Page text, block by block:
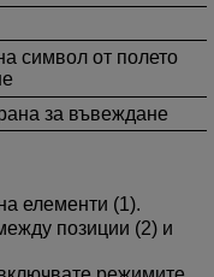
символ от полето
за въвеждане
елементи (1).
позиции (2) и